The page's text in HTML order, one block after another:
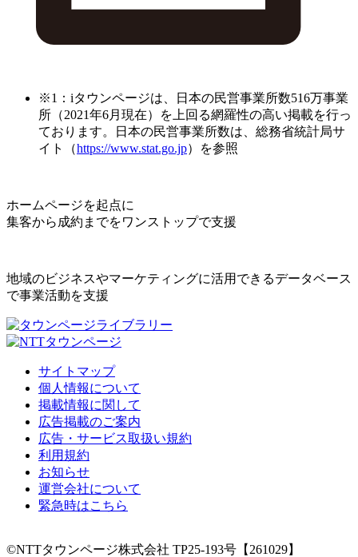
※1：iタウンページは、日本の民営事業所数516万事業
所（2021年6月現在）を上回る網羅性の高い掲載を行っ
ております。日本の民営事業所数は、総務省統計局サ
イト（https://www.stat.go.jp）を参照
ホームページを起点に
集客から成約までをワンストップで支援
地域のビジネスやマーケティングに活用できるデータベース
で事業活動を支援
サイトマップ
個人情報について
掲載情報に関して
広告掲載のご案内
広告・サービス取扱い規約
利用規約
お知らせ
運営会社について
緊急時はこちら
©NTTタウンページ株式会社 TP25-193号【261029】